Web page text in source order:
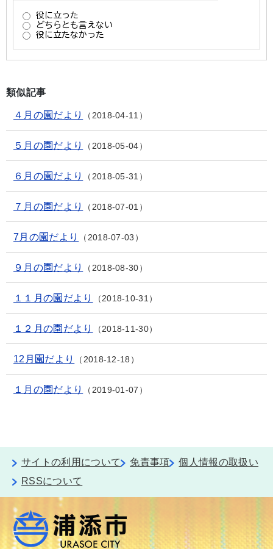
類似記事
４月の園だより 2018-04-11
５月の園だより 2018-05-04
６月の園だより 2018-05-31
７月の園だより 2018-07-01
7月の園だより 2018-07-03
９月の園だより 2018-08-30
１１月の園だより 2018-10-31
１２月の園だより 2018-11-30
12月園だより 2018-12-18
１月の園だより 2019-01-07
サイトの利用について 免責事項
個人情報の取扱い
RSSについて